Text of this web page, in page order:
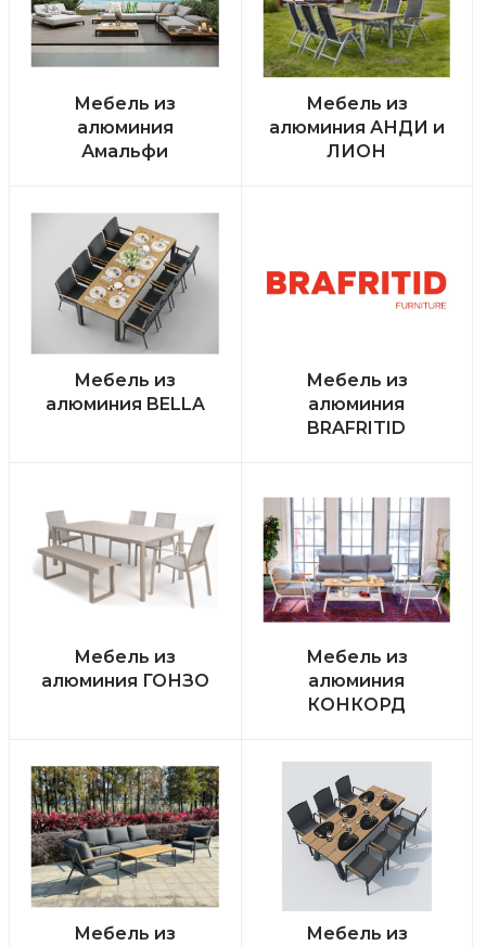
Мебель из
алюминия
Амальфи
Мебель из
алюминия АНДИ и
ЛИОН
Мебель из
алюминия BELLA
Мебель из
алюминия
BRAFRITID
Мебель из
алюминия ГОНЗО
Мебель из
алюминия
КОНКОРД
Мебель из
Мебель из